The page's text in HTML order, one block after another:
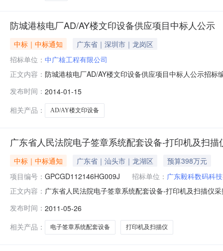
防城港核电厂AD/AY楼文印设备供应项目中标人公示
中标｜中标通知
广东省｜深圳市｜龙岗区
招标单位： 中广核工程有限公司
正文内容： 防城港核电厂AD/AY楼文印设备供应项目中标人公示招
日09:00至2014年01月20日17:30投标人有任何质疑、投
系方
发布时间： 2014-01-15
相关产品：
AD/AY楼文印设备
广东省人民法院电子签章系统配套设备-打印机及扫描
中标｜中标通知 广东省｜汕头市｜龙湖区
预算398万元
项目编号： GPCGD112146HG009J 招标单位： 广东毅科数码科
正文内容： 广东省人民法院电子签章系统配套设备-打印机及扫描仪
购的中标结果公告如下：一、采购项目内容及需求：（
公；②数量
发布时间： 2011-05-26
相关产品：
电子签章系统配套设备 打印机及扫描仪